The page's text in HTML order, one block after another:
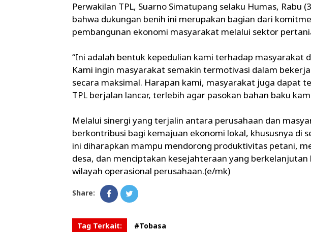
Perwakilan TPL, Suarno Simatupang selaku Humas, Rabu
bahwa dukungan benih ini merupakan bagian dari
pembangunan ekonomi masyarakat melalui sektor
“Ini adalah bentuk kepedulian kami terhadap masyarakat
Kami ingin masyarakat semakin termotivasi dalam
secara maksimal. Harapan kami, masyarakat juga dapat
TPL berjalan lancar, terlebih agar pasokan bahan baku
Melalui sinergi yang terjalin antara perusahaan dan
berkontribusi bagi kemajuan ekonomi lokal, khususnya di
ini diharapkan mampu mendorong produktivitas petani,
desa, dan menciptakan kesejahteraan yang
wilayah operasional perusahaan.(e/mk)
Share:
Tag Terkait: #Tobasa